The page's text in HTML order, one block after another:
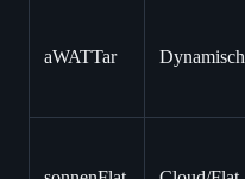
aWATTar Dynamisch